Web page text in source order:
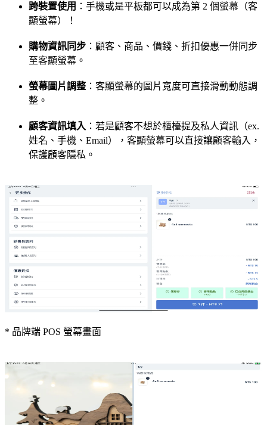
跨裝置使用 ：手機或是平板都可以成為第 2 個螢幕（客
顯螢幕）！
購物資訊同步 ：顧客、商品、價錢、折扣優惠一併同步
至客顯螢幕。
螢幕圖片調整 ：客顯螢幕的圖片寬度可直接滑動動態調
整。
顧客資訊填入 ：若是顧客不想於櫃檯提及私人資訊（ex.
姓名、手機、Email），客顯螢幕可以直接讓顧客輸入，
保護顧客隱私。
* 品牌端 POS 螢幕畫面